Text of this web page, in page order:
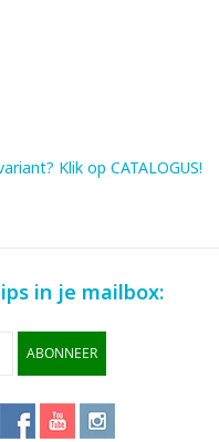
Klik op CATALOGUS!
in je mailbox:
ABONNEER